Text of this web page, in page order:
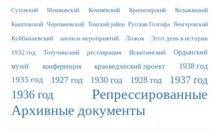
Сузунский Мошковский Коченёвский Краснозерский Колыванский
Кыштовский Черепановский Томский район Русская Голгофа Венгеровский
Куйбышевский анонсы мероприятий Ложок Этот день в истории
1932 год Тогучинский реставрация Искитимский Ордынский
музей конференция краеведческий проект 1938 год
1935 год 1927 год 1930 год 1928 год 1937 год
1936 год Репрессированные
Архивные документы